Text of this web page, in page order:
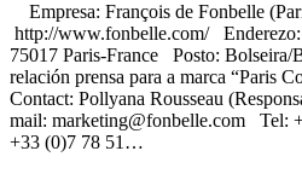
Empresa: François de Fonbelle
http://www.fonbelle.com/ Enderezo:
75017 Paris-France Posto: Bolseira/
relación prensa para a marca “Paris
Contact: Pollyana Rousseau
mail: marketing@fonbelle.com Tel:
+33 (0)7 78 51…